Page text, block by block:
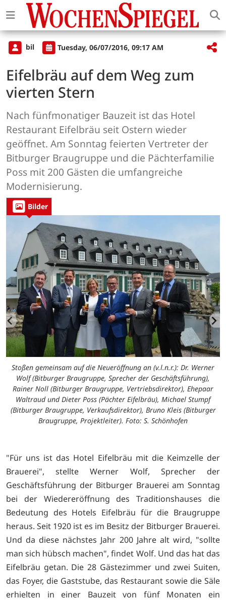
bil Tuesday, 06/07/2016, 09:17 AM
Eifelbräu auf dem Weg zum
vierten Stern
Nach fünfmonatiger Bauzeit ist das Hotel
Restaurant Eifelbräu seit Ostern wieder
geöffnet. Am Sonntag feierten Vertreter der
Bitburger Braugruppe und die Pächterfamilie
Poss mit 200 Gästen die umfangreiche
Modernisierung.
Bilder
Stoßen gemeinsam auf die Neueröffnung an (v.l.n.r.): Dr. Werner
Wolf (Bitburger Braugruppe, Sprecher der Geschäftsführung),
Rainer Noll (Bitburger Braugruppe, Vertriebsdirektor), Ehepaar
Waltraud und Dieter Poss (Pächter Eifelbräu), Michael Stumpf
(Bitburger Braugruppe, Verkaufsdirektor), Bruno Kleis (Bitburger
Braugruppe, Projektleiter). Foto: S. Schönhofen
"Für uns ist das Hotel Eifelbräu mit die Keimzelle der
Brauerei", stellte Werner Wolf, Sprecher der
Geschäftsführung der Bitburger Brauerei am Sonntag
bei der Wiedereröffnung des Traditionshauses die
Bedeutung des Hotels Eifelbräu für die Braugruppe
heraus. Seit 1920 ist es im Besitz der Bitburger Brauerei.
Und da diese nächstes Jahr 200 Jahre alt wird, "sollte
man sich hübsch machen", findet Wolf. Und das hat das
Eifelbräu getan. Die 28 Gästezimmer und zwei Suiten,
das Foyer, die Gaststube, das Restaurant sowie die Säle
erhielten in einer Bauzeit von fünf Monaten ein